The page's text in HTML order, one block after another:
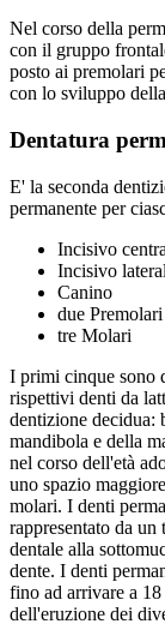
Nel corso della
con il gruppo
posto ai premolari
con lo sviluppo
Dentatura
E' la seconda
permanente per
Incisivo
Incisivo
Canino
due Premolari
tre Molari
I primi cinque sono
rispettivi denti da
dentizione decidua:
mandibola e della
nel corso dell'età
uno spazio
molari. I denti
rappresentato da un
dentale alla
dente. I denti
fino ad arrivare a
dell'eruzione dei